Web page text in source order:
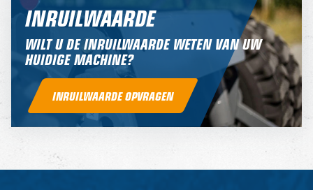
INRUILWAARDE
WILT U DE INRUILWAARDE WETEN VAN UW
HUIDIGE MACHINE?
INRUILWAARDE OPVRAGEN